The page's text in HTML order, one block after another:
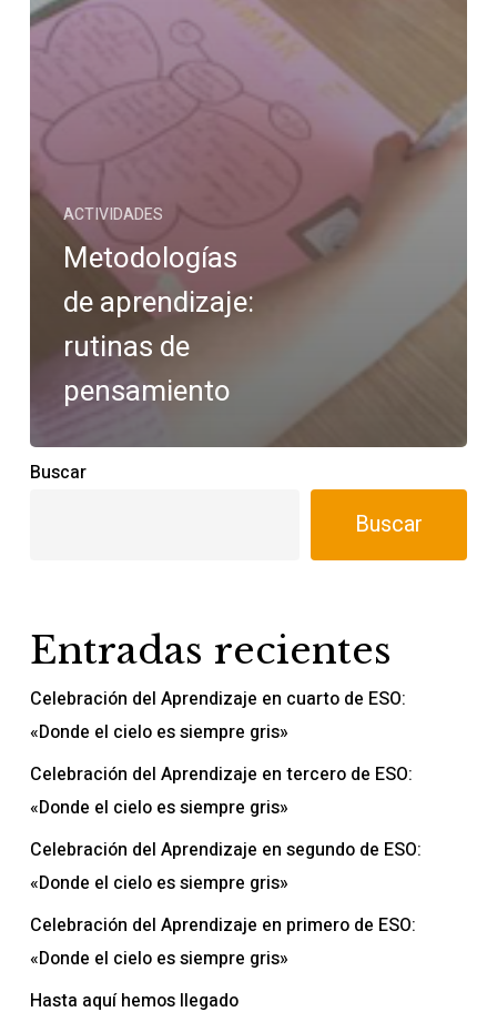
ACTIVIDADES
Metodologías
de aprendizaje:
rutinas de
pensamiento
Buscar
Buscar
Entradas recientes
Celebración del Aprendizaje en cuarto de ESO:
«Donde el cielo es siempre gris»
Celebración del Aprendizaje en tercero de ESO:
«Donde el cielo es siempre gris»
Celebración del Aprendizaje en segundo de ESO:
«Donde el cielo es siempre gris»
Celebración del Aprendizaje en primero de ESO:
«Donde el cielo es siempre gris»
Hasta aquí hemos llegado